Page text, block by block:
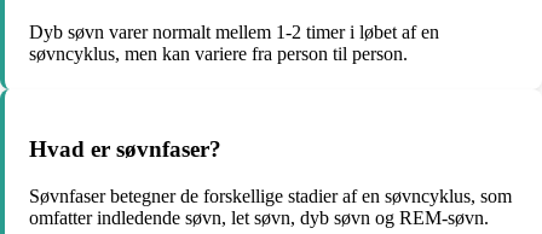
Dyb søvn varer normalt mellem 1-2 timer i løbet af en
søvncyklus, men kan variere fra person til person.
Hvad er søvnfaser?
Søvnfaser betegner de forskellige stadier af en søvncyklus, som
omfatter indledende søvn, let søvn, dyb søvn og REM-søvn.